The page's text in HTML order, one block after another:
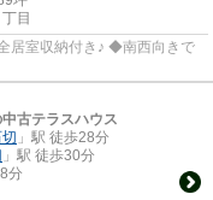
丁目
居室収納付き♪ ◆南西向きで
古テラスハウス
」駅 徒歩28分
」駅 徒歩30分
分